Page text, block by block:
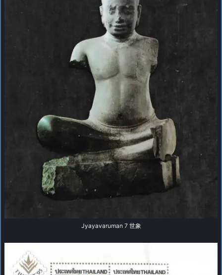
Jyayavaruman 7 世象